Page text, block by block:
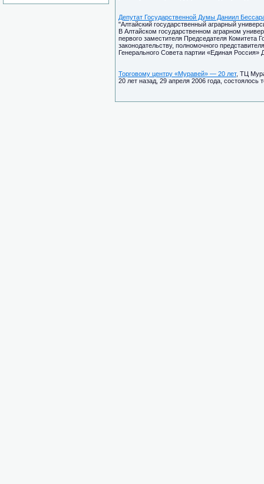
Депутат Государственной Думы Даниил
"Алтайский государственный аграрный
В Алтайском государственном аграрном
первого заместителя Председателя Комитета
законодательству, полномочного
Генерального Совета партии «Единая
Торговому центру «Муравей» — 20 лет, ТЦ
20 лет назад, 29 апреля 2006 года, состоялось